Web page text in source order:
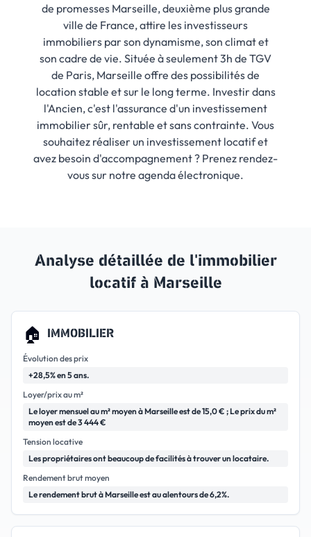
de promesses Marseille, deuxième plus grande
ville de France, attire les investisseurs
immobiliers par son dynamisme, son climat et
son cadre de vie. Située à seulement 3h de TGV
de Paris, Marseille offre des possibilités de
location stable et sur le long terme. Investir dans
l'Ancien, c'est l'assurance d'un investissement
immobilier sûr, rentable et sans contrainte. Vous
souhaitez réaliser un investissement locatif et
avez besoin d'accompagnement ? Prenez rendez-
vous sur notre agenda électronique.
Analyse détaillée de l'immobilier
locatif à Marseille
🏠 IMMOBILIER
Évolution des prix
+28,5% en 5 ans.
Loyer/prix au m²
Le loyer mensuel au m² moyen à Marseille est de 15,0 € ; Le prix du m²
moyen est de 3 444 €
Tension locative
Les propriétaires ont beaucoup de facilités à trouver un locataire.
Rendement brut moyen
Le rendement brut à Marseille est au alentours de 6,2%.